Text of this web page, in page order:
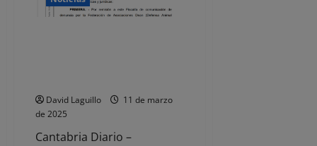
en
David Laguillo
11 de marzo
de 2025
Cantabria Diario –